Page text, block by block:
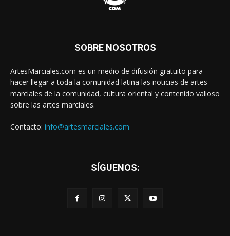
SOBRE NOSOTROS
ArtesMarciales.com es un medio de difusión gratuito para
hacer llegar a toda la comunidad latina las noticias de artes
marciales de la comunidad, cultura oriental y contenido valioso
sobre las artes marciales.
Contacto: info@artesmarciales.com
SÍGUENOS: